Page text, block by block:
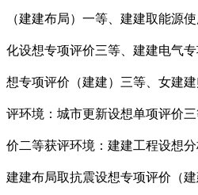
（建建布局）一等、建建取能源
化设想专项评价三等、建建电气
想专项评价（建建）三等、女建
评环境：城市更新设想单项评价
价二等获评环境：建建工程设想
建建布局取抗震设想专项评价（